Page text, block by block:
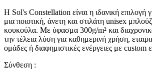
Η Sol's Constellation είναι η ιδανική επιλογή
μια ποιοτική, άνετη και στιλάτη unisex
κουκούλα. Με ύφασμα 300g/m² και
την τέλεια λύση για καθημερινή χρήση,
ομάδες ή διαφημιστικές ενέργειες με custom
Σύνθεση :